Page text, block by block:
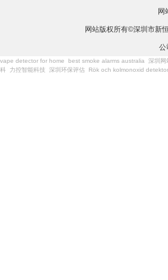
网
网站版权所有©深圳市新
公
vape detector for home best smoke alarms australia 深圳网
科
力控智能科技 深圳环保评估 Rök och kolmonoxid